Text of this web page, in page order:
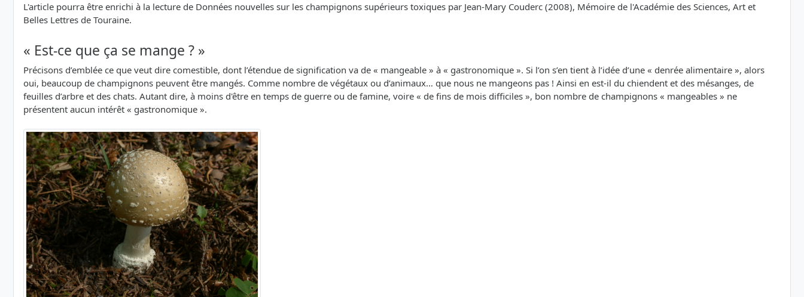
L'article pourra être enrichi à la lecture de Données nouvelles sur les champignons supérieurs toxiques par Jean-Mary Couderc (2008), Mémoire de l'Académie des Sciences, Art et
Belles Lettres de Touraine.
« Est-ce que ça se mange ? »
Précisons d’emblée ce que veut dire comestible, dont l’étendue de signification va de « mangeable » à « gastronomique ». Si l’on s’en tient à l’idée d’une « denrée alimentaire », alors
oui, beaucoup de champignons peuvent être mangés. Comme nombre de végétaux ou d’animaux… que nous ne mangeons pas ! Ainsi en est-il du chiendent et des mésanges, de
feuilles d’arbre et des chats. Autant dire, à moins d'être en temps de guerre ou de famine, voire « de fins de mois difficiles », bon nombre de champignons « mangeables » ne
présentent aucun intérêt « gastronomique ».